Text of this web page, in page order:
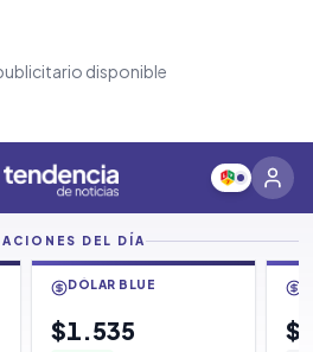
disponible
DEL DÍA
DÓLAR BLUE
$1.535